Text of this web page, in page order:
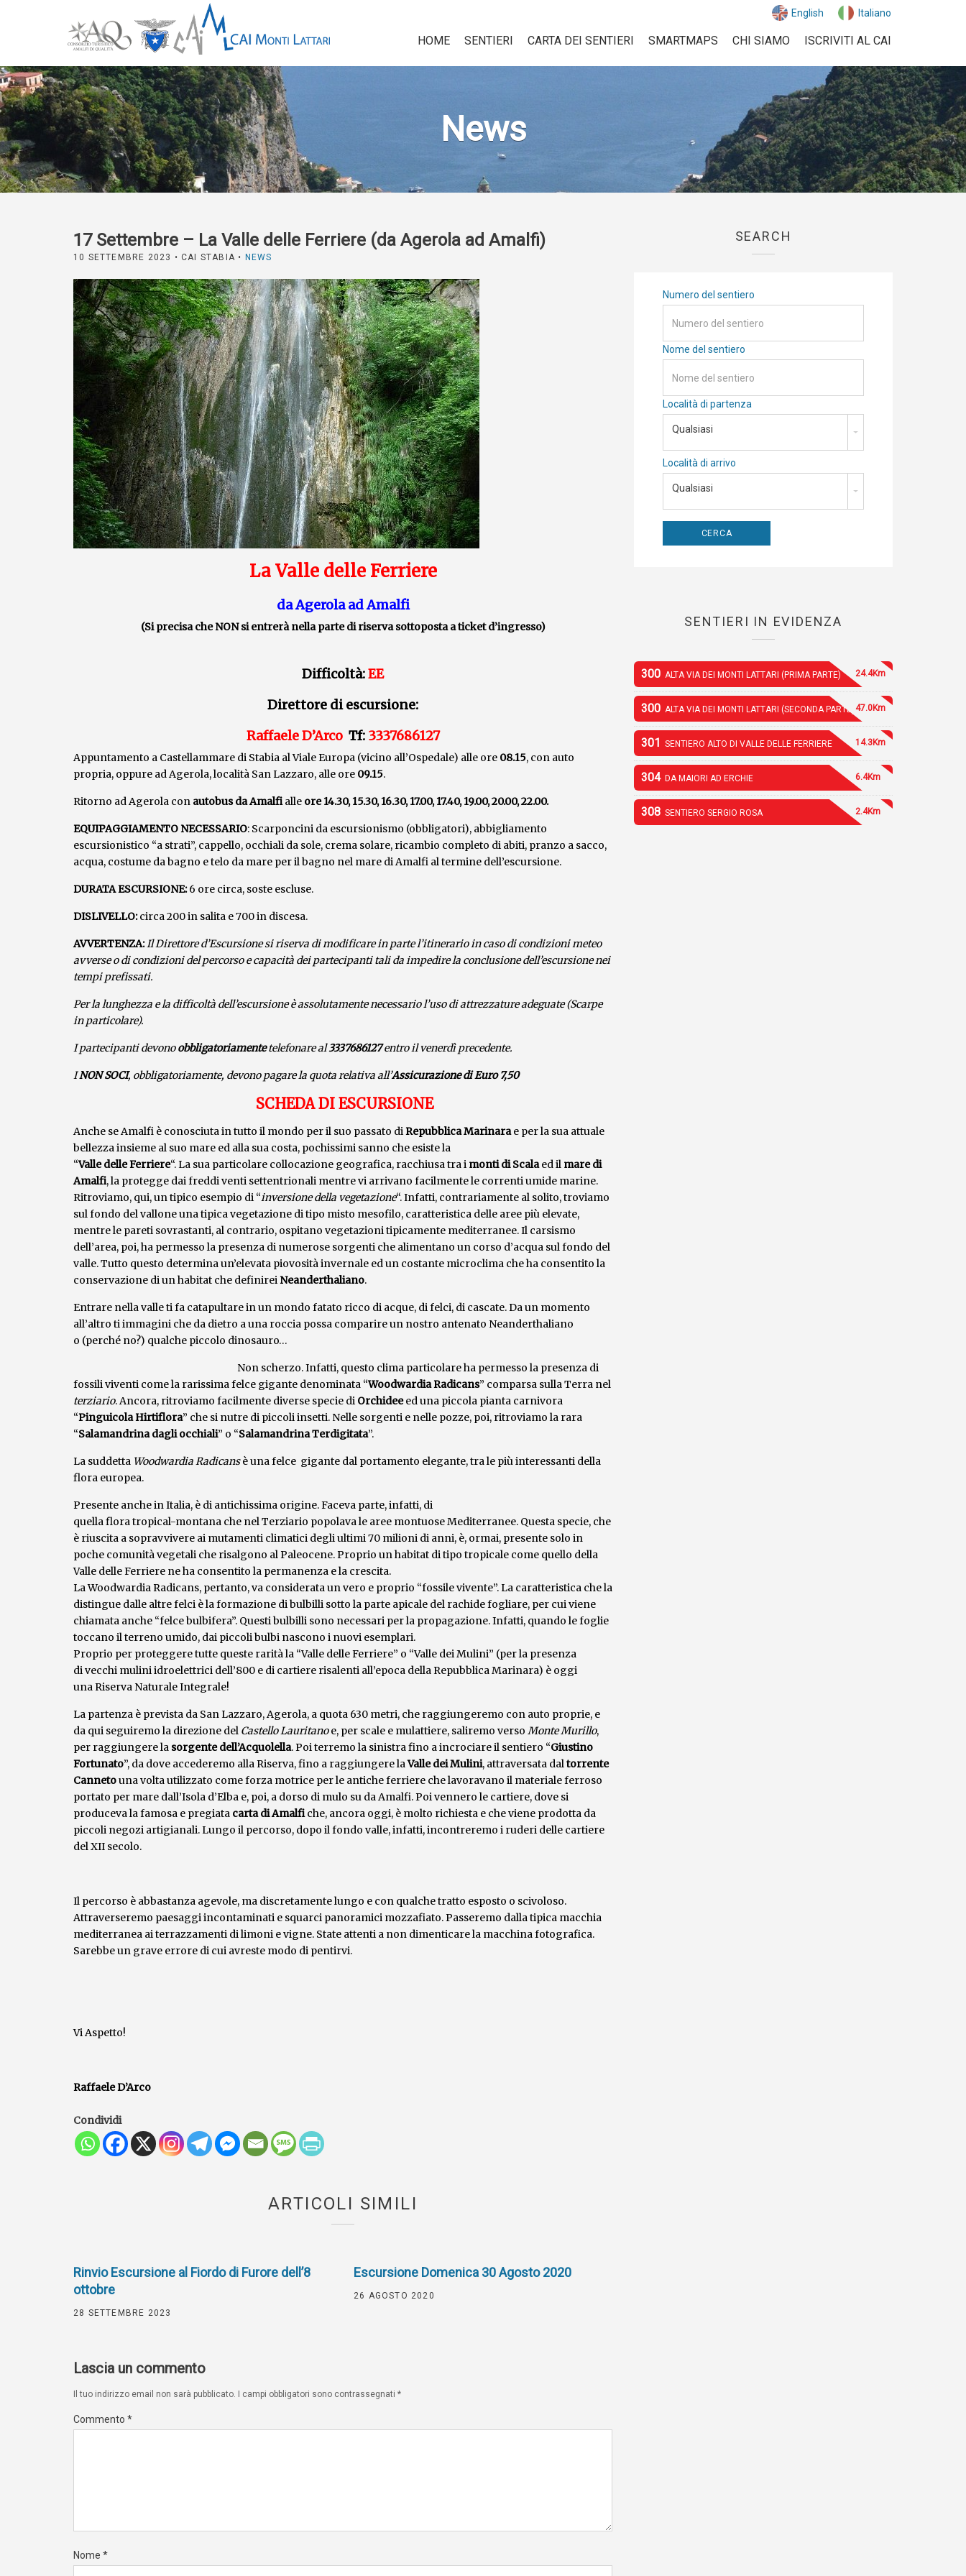
English Italiano
HOME SENTIERI CARTA DEI SENTIERI SMARTMAPS CHI SIAMO ISCRIVITI AL CAI
News
17 Settembre – La Valle delle Ferriere (da Agerola ad Amalfi)
10 SETTEMBRE 2023 • CAI STABIA • NEWS
La Valle delle Ferriere
da Agerola ad Amalf
(Si precisa che NON si entrerà nella parte di riserva sottoposta a ticket d’ingresso)
Difficoltà:EE
Direttore di escursione:
Raffaele D’Arco Tf:3337686127
Appuntamento a Castellammare di Stabia al Viale Europa (vicino all’Ospedale) alle ore 08.15, con auto
propria, oppure ad Agerola, località San Lazzaro, alle ore 09.15.
Ritorno ad Agerola con autobus da Amalfialle ore 14.30, 15.30, 16.30, 17.00, 17.40, 19.00, 20.00, 22.00.
EQUIPAGGIAMENTO NECESSARIO: Scarponcini da escursionismo (obbligatori), abbigliamento
escursionistico “a strati”, cappello, occhiali da sole, crema solare, ricambio completo di abiti, pranzo a sacco,
acqua, costume da bagno e telo da mare per il bagno nel mare di Amalfi al termine dell’escursione.
DURATA ESCURSIONE:6 ore circa, soste escluse.
DISLIVELLO:circa 200 in salita e 700 in discesa.
AVVERTENZA:IlDirettored’Escursione si riserva di modificare in parte l’itinerario in caso di condizioni meteo
avverse o di condizioni del percorso e capacità dei partecipanti tali da impedire la conclusione dell’escursione nei
tempi prefissati.
Per la lunghezza e la difficoltà dell’escursione è assolutamente necessario l’uso di attrezzature adeguate (Scarpe
in particolare).
I partecipanti devonoobbligatoriamentetelefonare al3337686127entro ilvenerdìprecedente.
INON SOCI, obbligatoriamente, devono pagare la quota relativa all’Assicurazione di Euro 7,50
SCHEDA DI ESCURSIONE
Anche se Amalfi è conosciuta in tutto il mondo per il suo passato diRepubblicaMarinarae per la sua attuale
bellezza insieme al suo mare ed alla sua costa, pochissimi sanno che esiste la
“Valle delle Ferriere“. La sua particolare collocazione geografica, racchiusa tra i monti di Scalaed il mare di
Amalfi, la protegge dai freddi venti settentrionali mentre vi arrivano facilmente le correnti umide marine.
Ritroviamo, qui, un tipico esempio di “inversione della vegetazione“. Infatti, contrariamente al solito, troviamo
sul fondo del vallone una tipica vegetazione di tipo misto mesofilo, caratteristica delle aree più elevate,
mentre le pareti sovrastanti, al contrario, ospitano vegetazioni tipicamente mediterranee. Il carsismo
dell’area, poi, ha permesso la presenza di numerose sorgenti che alimentano un corso d’acqua sul fondo del
valle. Tutto questo determina un’elevata piovosità invernale ed un costante microclima che ha consentito la
conservazione di un habitat che definirei Neanderthaliano.
Entrare nella valle ti fa catapultare in un mondo fatato ricco di acque, di felci, di cascate. Da un momento
all’altro ti immagini che da dietro a una roccia possa comparire un nostro antenato Neanderthaliano
o (perché no?) qualche piccolo dinosauro…
Non scherzo. Infatti, questo clima particolare ha permesso la presenza di
fossili viventi come la rarissima felce gigante denominata “Woodwardia Radicans” comparsa sulla Terra nel
terziario. Ancora, ritroviamo facilmente diverse specie di Orchideeed una piccola pianta carnivora
“Pinguicola Hirtiflora” che si nutre di piccoli insetti. Nelle sorgenti e nelle pozze, poi, ritroviamo la rara
“Salamandrina dagli occhiali” o “Salamandrina Terdigitata”.
La suddetta Woodwardia Radicansè una felce gigante dal portamento elegante, tra le più interessanti della
flora europea.
Presente anche in Italia, è di antichissima origine. Faceva parte, infatti, di
quella flora tropical-montana che nel Terziario popolava le aree montuose Mediterranee. Questa specie, che
è riuscita a sopravvivere ai mutamenti climatici degli ultimi 70 milioni di anni, è, ormai, presente solo in
poche comunità vegetali che risalgono al Paleocene. Proprio un habitat di tipo tropicale come quello della
Valle delle Ferriere ne ha consentito la permanenza e la crescita.
La Woodwardia Radicans, pertanto, va considerata un vero e proprio “fossile vivente”. La caratteristica che la
distingue dalle altre felci è la formazione di bulbilli sotto la parte apicale del rachide fogliare, per cui viene
chiamata anche “felce bulbifera”. Questi bulbilli sono necessari per la propagazione. Infatti, quando le foglie
toccano il terreno umido, dai piccoli bulbi nascono i nuovi esemplari.
Proprio per proteggere tutte queste rarità la “Valle delle Ferriere” o “Valle dei Mulini” (per la presenza
di vecchi mulini idroelettrici dell’800 e di cartiere risalenti all’epoca della Repubblica Marinara) è oggi
una Riserva Naturale Integrale!
La partenza è prevista da San Lazzaro, Agerola, a quota 630 metri, che raggiungeremo con auto proprie, e
da qui seguiremo la direzione del Castello Lauritanoe, per scale e mulattiere, saliremo verso Monte Murillo,
per raggiungere la sorgente dell’Acquolella. Poi terremo la sinistra fino a incrociare il sentiero “Giustino
Fortunato”, da dove accederemo alla Riserva, fino a raggiungere laValle dei Mulini, attraversata daltorrente
Cannetouna volta utilizzato come forza motrice per le antiche ferriere che lavoravano il materiale ferroso
portato per mare dall’Isola d’Elba e, poi, a dorso di mulo su da Amalfi. Poi vennero le cartiere, dove si
produceva la famosa e pregiata carta di Amalfiche, ancora oggi, è molto richiesta e che viene prodotta da
piccoli negozi artigianali. Lungo il percorso, dopo il fondo valle, infatti, incontreremo i ruderi delle cartiere
del XII secolo.
Il percorso è abbastanza agevole, ma discretamente lungo e con qualche tratto esposto o scivoloso.
Attraverseremo paesaggi incontaminati e squarci panoramici mozzafiato. Passeremo dalla tipica macchia
mediterranea ai terrazzamenti di limoni e vigne. State attenti a non dimenticare la macchina fotografica.
Sarebbe un grave errore di cui avreste modo di pentirvi.
Vi Aspetto!
Raffaele D’Arco
Condividi
ARTICOLI SIMILI
Rinvio Escursione al Fiordo di Furore dell’8
ottobre
28 SETTEMBRE 2023
Escursione Domenica 30 Agosto 2020
26 AGOSTO 2020
Lascia un commento
Il tuo indirizzo email non sarà pubblicato. I campi obbligatori sono contrassegnati *
Commento *
Nome *
SEARCH
Numero del sentiero
Nome del sentiero
Località di partenza
Qualsiasi
Località di arrivo
Qualsiasi
SENTIERI IN EVIDENZA
300 ALTA VIA DEI MONTI LATTARI (PRIMA PARTE) 24.4Km
300 ALTA VIA DEI MONTI LATTARI (SECONDA PARTE) 47.0Km
301 SENTIERO ALTO DI VALLE DELLE FERRIERE 14.3Km
304 DA MAIORI AD ERCHIE 6.4Km
308 SENTIERO SERGIO ROSA 2.4Km